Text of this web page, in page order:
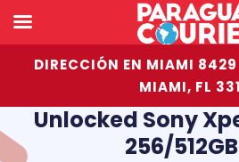
DIRECCIÓN EN MIAMI
MIAMI, FL
Unlocked Sony
256/